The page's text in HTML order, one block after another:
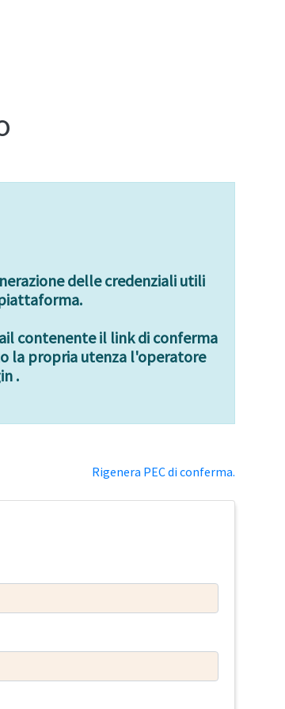
delle credenziali utili
contenente il link di conferma
la propria utenza l'operatore
.
Rigenera PEC di conferma.